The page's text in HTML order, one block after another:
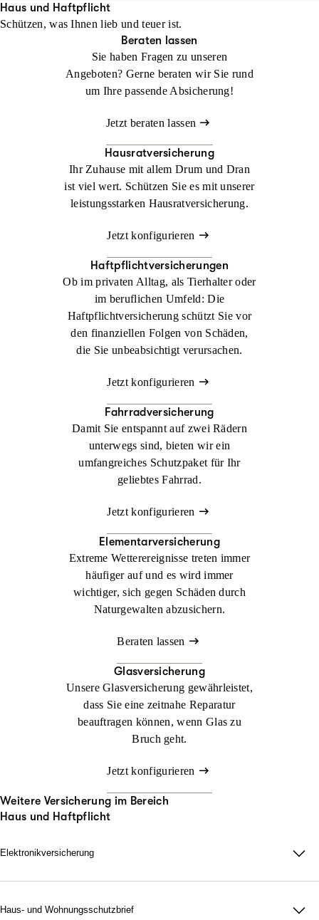
Ihr Alltag nach einem Unfall innerhalb von 48 Stunden neu
organisiert ist.
Jetzt konfigurieren Jetzt beraten lassen
Haus und Haftpflicht
Schützen, was Ihnen lieb und teuer ist.
Beraten lassen
Sie haben Fragen zu unseren
Angeboten? Gerne beraten wir Sie rund
um Ihre passende Absicherung!
Jetzt beraten lassen
Hausratversicherung
Ihr Zuhause mit allem Drum und Dran
ist viel wert. Schützen Sie es mit unserer
leistungsstarken Hausratversicherung.
Jetzt konfigurieren
Haftpflichtversicherungen
Ob im privaten Alltag, als Tierhalter oder
im beruflichen Umfeld: Die
Haftpflichtversicherung schützt Sie vor
den finanziellen Folgen von Schäden,
die Sie unbeabsichtigt verursachen.
Jetzt konfigurieren
Fahrradversicherung
Damit Sie entspannt auf zwei Rädern
unterwegs sind, bieten wir ein
umfangreiches Schutzpaket für Ihr
geliebtes Fahrrad.
Jetzt konfigurieren
Elementarversicherung
Extreme Wetterereignisse treten immer
häufiger auf und es wird immer
wichtiger, sich gegen Schäden durch
Naturgewalten abzusichern.
Beraten lassen
Glasversicherung
Unsere Glasversicherung gewährleistet,
dass Sie eine zeitnahe Reparatur
beauftragen können, wenn Glas zu
Bruch geht.
Jetzt konfigurieren
Weitere Versicherung im Bereich
Haus und Haftpflicht
Elektronikversicherung
Bei uns können Sie mit der Elektronikversicherung nahezu alle
Haus- und Wohnungsschutzbrief